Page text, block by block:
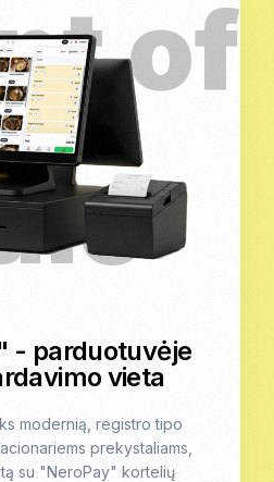
- parduotuvėje
vieta
modernią, registro tipo
prekystaliams,
su "NeroPay" kortelių